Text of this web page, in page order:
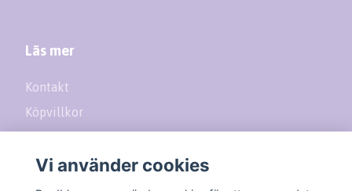
Läs mer
Kontakt
Köpvillkor
Vi använder cookies